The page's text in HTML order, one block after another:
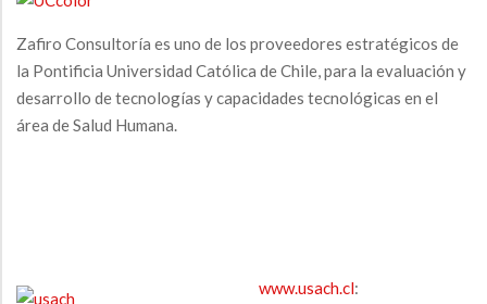
M
N
Zafiro Consultoría es uno de los proveedores estratégicos de
la Pontificia Universidad Católica de Chile, para la evaluación y
desarrollo de tecnologías y capacidades tecnológicas en el
área de Salud Humana.
www.usach.cl: